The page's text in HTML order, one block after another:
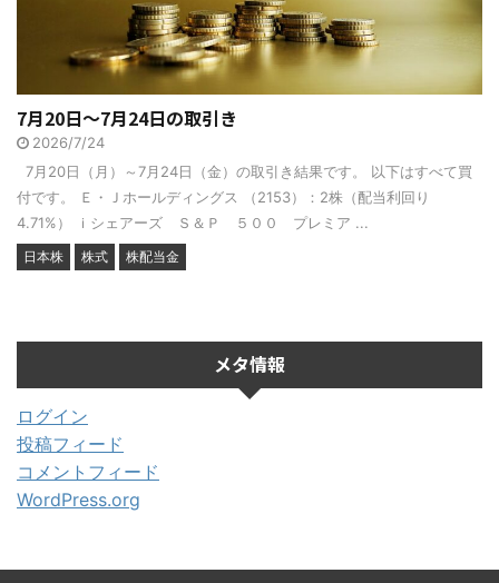
7月20日～7月24日の取引き
2026/7/24
7月20日（月）～7月24日（金）の取引き結果です。 以下はすべて買
付です。 Ｅ・Ｊホールディングス （2153）：2株（配当利回り
4.71%） ｉシェアーズ Ｓ＆Ｐ ５００ プレミア ...
日本株 株式 株配当金
メタ情報
ログイン
投稿フィード
コメントフィード
WordPress.org